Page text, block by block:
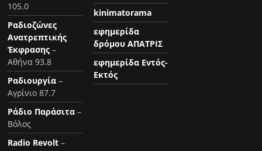
105.0
Ραδιοζώνες
Ανατρεπτικής
Έκφρασης –
Αθήνα 93.8
Ραδιουργία –
Αγρίνιο 87.7
Ράδιο Παράσιτα –
Βόλος
Radio Revolt –
kinimatorama
εφημερίδα
δρόμου ΑΠΑΤΡΙΣ
εφημερίδα Εντός-
Εκτός